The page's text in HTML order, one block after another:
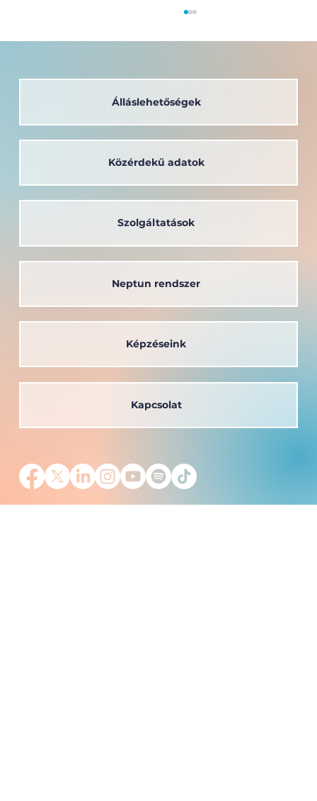
Álláslehetőségek
Neptun rendszer
Szolgáltatások
Kapcsolat
Közérdekű adatok
Képzéseink